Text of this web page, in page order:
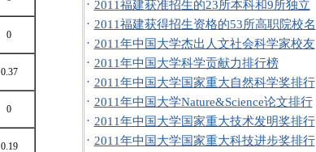
0
0.37
0
0.19
· 2011福建获准招生的23所本科和9所独立
· 2011福建获得招生资格的53所高职院校名
· 2011年中国大学杰出人文社会科学家校友
· 2011年中国大学科学贡献力排行榜
· 2011年中国大学国家重大自然科学奖排行
· 2011年中国大学Nature&Science论文排行
· 2011年中国大学国家重大技术发明奖排行
· 2011年中国大学国家重大科技进步奖排行